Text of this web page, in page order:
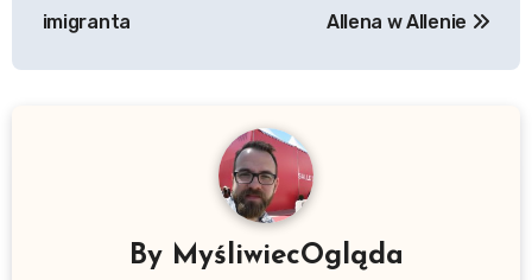
imigranta
Allena w Allenie
By MyśliwiecOgląda